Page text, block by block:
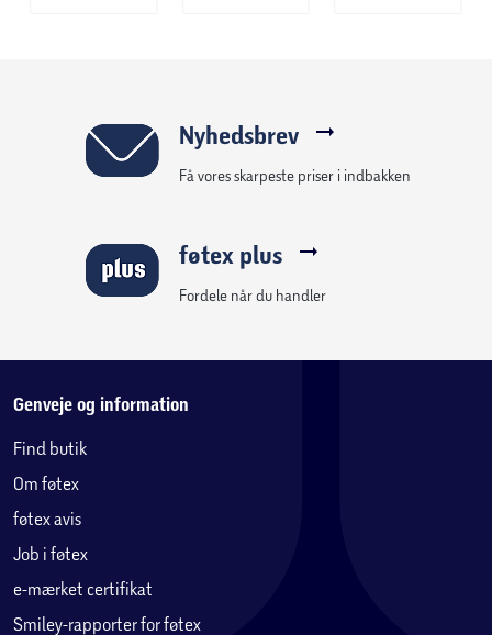
Nyhedsbrev
Få vores skarpeste priser i indbakken
føtex plus
Fordele når du handler
Genveje og information
Find butik
Om føtex
føtex avis
Job i føtex
e-mærket certifikat
Smiley-rapporter for føtex